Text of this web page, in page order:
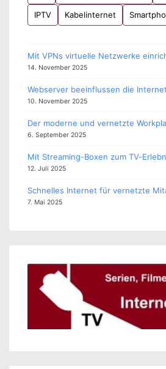
IPTV Kabelinternet
Mit VPNs virtuelle Netzwerke
14. November 2025
Webserver beeinflussen die
10. November 2025
Der moderne und vernetzte
6. September 2025
Mit Streaming-Boxen zum TV-
12. Juli 2025
Schnelles Internet für vernetzte
7. Mai 2025